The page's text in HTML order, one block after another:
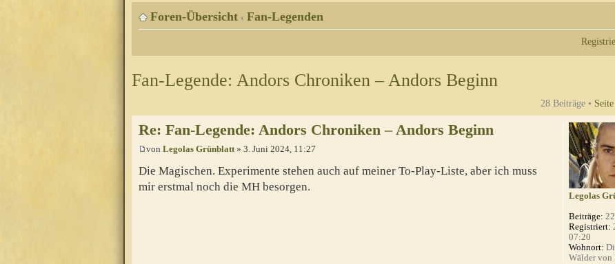
Foren-Übersicht ‹ Fan-Legenden
Fan-Legende: Andors Chroniken – Andors Beginn
28 Beiträge • Seite
Re: Fan-Legende: Andors Chroniken – Andors Beginn
von Legolas Grünblatt» 3. Juni 2024, 11:27
Die Magischen. Experimente stehen auch auf meiner To-Play-Liste, aber ich muss
mir erstmal noch die MH besorgen.
Legolas
Beiträge:
Registriert:
07:20
Wohnort:
Wälder